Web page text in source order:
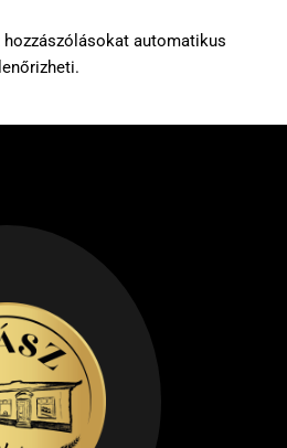
automatikus